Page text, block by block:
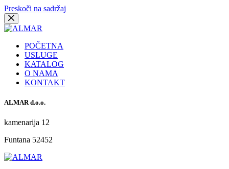
Preskoči na sadržaj
POČETNA
USLUGE
KATALOG
O NAMA
KONTAKT
ALMAR d.o.o.
kamenarija 12
Funtana 52452